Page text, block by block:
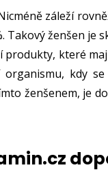
záleží
ženšen je
produkty, které
kdy
ženšenem, je